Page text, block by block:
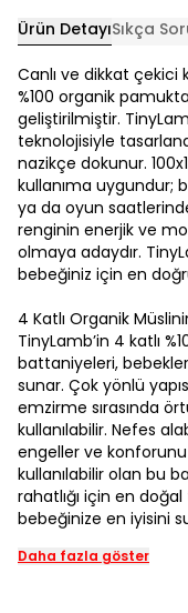
Ürün DetayıSıkça
Canlı ve dikkat
%100 organik
geliştirilmiştir.
teknolojisiyle
nazikçe dokunur.
kullanıma uygundur;
ya da oyun
renginin enerjik ve
olmaya adaydır.
bebeğiniz için en
4 Katlı Organik
TinyLamb’in 4 katlı
battaniyeleri,
sunar. Çok yönlü
emzirme sırasında
kullanılabilir. Nefes
engeller ve konforunu
kullanılabilir olan bu
rahatlığı için en
bebeğinize en iyisini
Daha fazla göster